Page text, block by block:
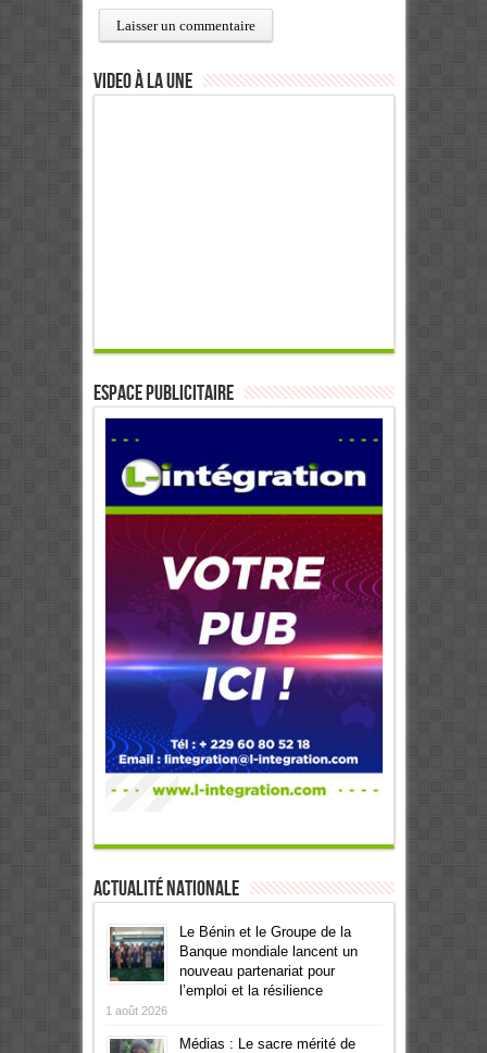
Video à la Une
ESPACE PUBLICITAIRE
Actualité Nationale
Le Bénin et le Groupe de la
Banque mondiale lancent un
nouveau partenariat pour
l’emploi et la résilience
1 août 2026
Médias : Le sacre mérité de